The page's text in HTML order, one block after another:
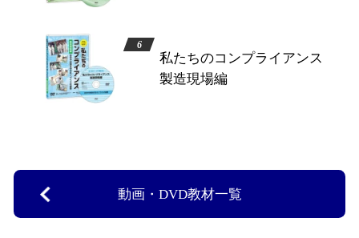
私たちのコンプライアンス
製造現場編
動画・DVD教材一覧